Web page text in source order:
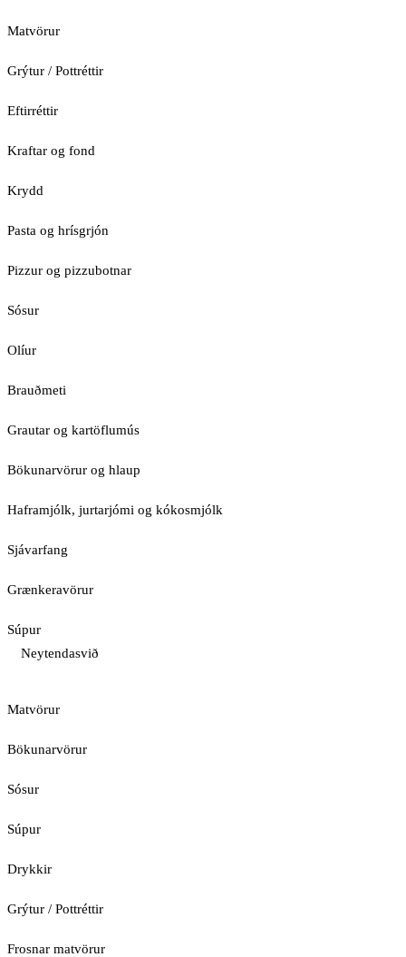
Matvörur
Grýtur / Pottréttir
Eftirréttir
Kraftar og fond
Krydd
Pasta og hrísgrjón
Pizzur og pizzubotnar
Sósur
Olíur
Brauðmeti
Grautar og kartöflumús
Bökunarvörur og hlaup
Haframjólk, jurtarjómi og kókosmjólk
Sjávarfang
Grænkeravörur
Súpur
Neytendasvið
Matvörur
Bökunarvörur
Sósur
Súpur
Drykkir
Grýtur / Pottréttir
Frosnar matvörur